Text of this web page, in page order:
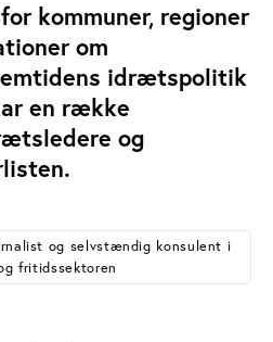
kommuner, regioner
om
idrætspolitik
en række
og
og selvstændig konsulent i
fritidssektoren